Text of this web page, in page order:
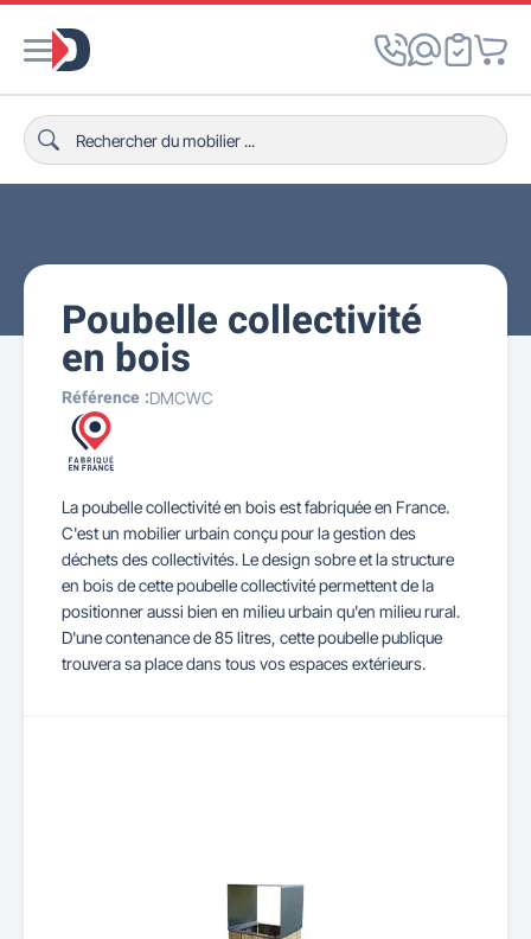
Poubelle collectivité
en bois
Référence :DMCWC
La poubelle collectivité en bois est fabriquée en France.
C'est un mobilier urbain conçu pour la gestion des
déchets des collectivités. Le design sobre et la structure
en bois de cette poubelle collectivité permettent de la
positionner aussi bien en milieu urbain qu'en milieu rural.
D'une contenance de 85 litres, cette poubelle publique
trouvera sa place dans tous vos espaces extérieurs.